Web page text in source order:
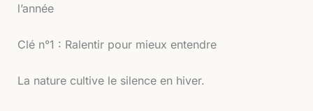
l’année
Clé n°1 : Ralentir pour mieux entendre
La nature cultive le silence en hiver.